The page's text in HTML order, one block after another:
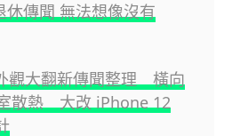
傳聞 無法想像沒有
觀大翻新傳聞整理 橫向
散熱 大改 iPhone 12